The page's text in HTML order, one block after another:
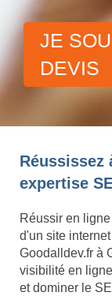
JE
DEVIS
Réussissez
expertise
Réussir en
d'un site
Goodalldev.fr à
visibilité en
et dominer le